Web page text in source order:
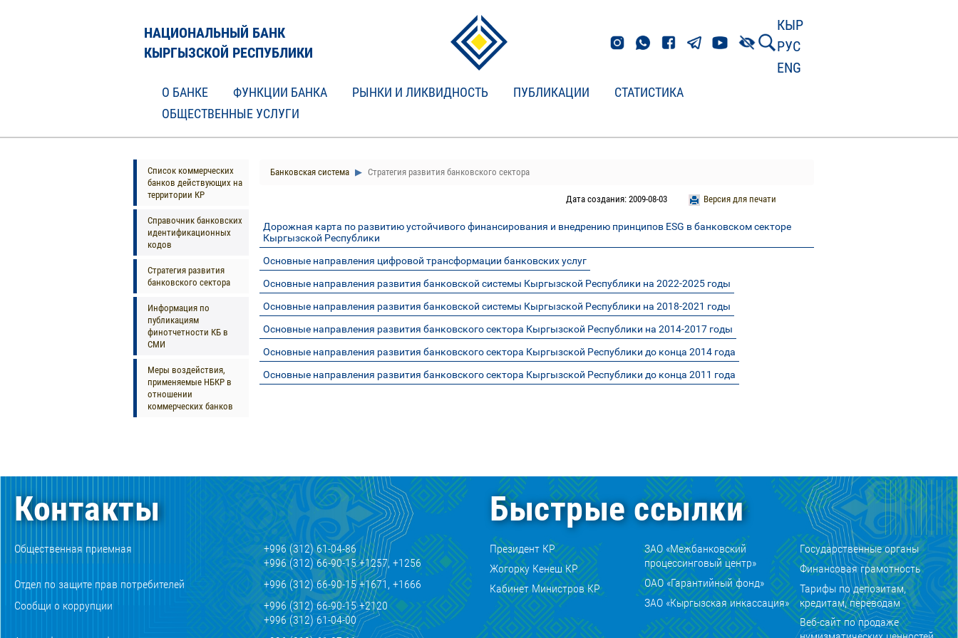
НАЦИОНАЛЬНЫЙ БАНК
КЫРГЫЗСКОЙ РЕСПУБЛИКИ
КЫР
РУС
ENG
О БАНКЕ ФУНКЦИИ БАНКА РЫНКИ И ЛИКВИДНОСТЬ ПУБЛИКАЦИИ
СТАТИСТИКА
ОБЩЕСТВЕННЫЕ УСЛУГИ
Список коммерческих
банков действующих на
территории КР
Справочник банковских
идентификационных
кодов
Стратегия развития
банковского сектора
Информация по
публикациям
финотчетности КБ в
СМИ
Меры воздействия,
применяемые НБКР в
отношении
коммерческих банков
Банковская система Стратегия развития банковского сектора
Версия для печати
Дата создания: 2009-08-03
Дорожная карта по развитию устойчивого финансирования и внедрению принципов ESG в банковском секторе
Кыргызской Республики
Основные направления цифровой трансформации банковских услуг
Основные направления развития банковской системы Кыргызской Республики на 2022-2025 годы
Основные направления развития банковской системы Кыргызской Республики на 2018-2021 годы
Основные направления развития банковского сектора Кыргызской Республики на 2014-2017 годы
Основные направления развития банковского сектора Кыргызской Республики до конца 2014 года
Основные направления развития банковского сектора Кыргызской Республики до конца 2011 года
Контакты
Общественная приемная
+996 (312) 61-04-86
+996 (312) 66-90-15 +1257, +1256
Отдел по защите прав потребителей
+996 (312) 66-90-15 +1671, +1666
Сообщи о коррупции
+996 (312) 66-90-15 +2120
+996 (312) 61-04-00
Быстрые ссылки
Президент КР
Жогорку Кенеш КР
Кабинет Министров КР
ЗАО «Межбанковский
процессинговый центр»
ОАО «Гарантийный фонд»
ЗАО «Кыргызская инкассация»
Государственные органы
Финансовая грамотность
Тарифы по депозитам,
кредитам, переводам
Веб-сайт по продаже